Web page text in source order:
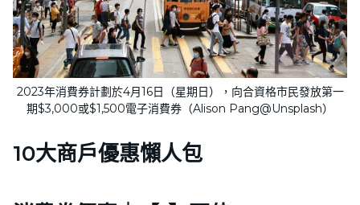
2023年消費券計劃於4月16日（星期日），向合資格市民發放第一
期$3,000或$1,500電子消費券（Alison Pang@Unsplash）
10大商戶優惠懶人包